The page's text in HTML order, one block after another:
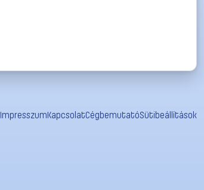
ImpresszumKapcsolatCégbemutatóSütibeállítások